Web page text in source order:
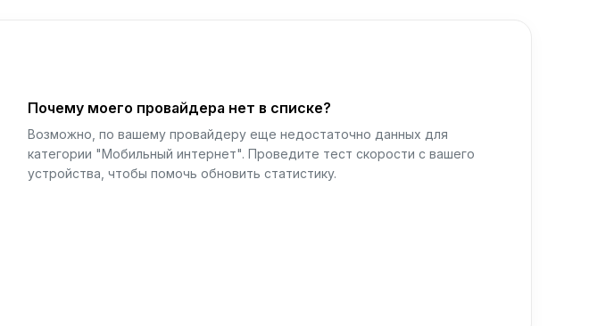
Почему моего провайдера нет в списке?
Возможно, по вашему провайдеру еще недостаточно данных для
категории "Мобильный интернет". Проведите тест скорости с вашего
устройства, чтобы помочь обновить статистику.